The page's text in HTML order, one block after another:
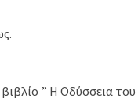
” Η Οδύσσεια του